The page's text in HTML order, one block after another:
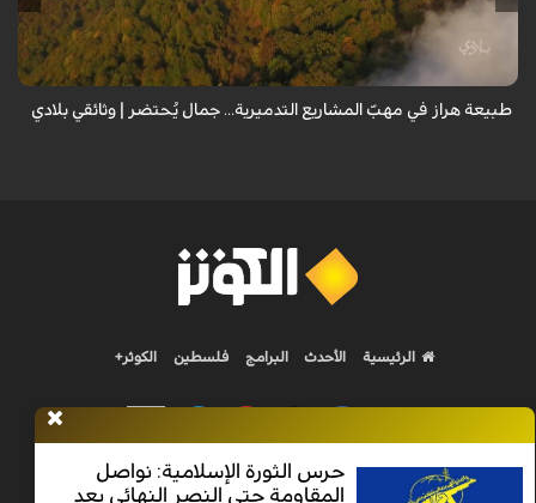
المعد من كارثة بيئية: "وحش الأعمال والمشاريع التدميرية تنهش بجسم
طبيعة هراز في مهبّ المشاريع التدميرية... جمال يُحتضر | وثائقي بلادي
حرس الثورة الإسلامية: نواصل
المقاومة حتى النصر النهائي بعد
الرئيسية الأحدث البرامج فلسطين الكوثر+